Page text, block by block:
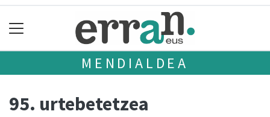
MENDIALDEA
95. urtebetetzea